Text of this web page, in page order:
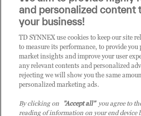
i prodotti o le soluzioni
CLICCA QUI E
CLIENTE TD
and personalized content
your business!
TD SYNNEX use cookies to keep our site
to measure its performance, to provide you
market insights and improve your user
any relevant contents and personalized
rejecting we will show you the same
personalized marketing ads.
By clicking on "Accept all"you agree to
reading of information on your end device